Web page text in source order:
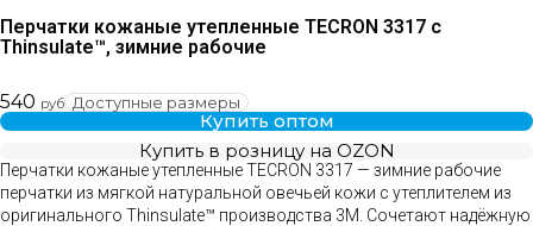
Перчатки кожаные утепленные TECRON 3317 с
Thinsulate™, зимние рабочие
540 руб Доступные размеры
Купить оптом
Купить в розницу на OZON
Перчатки кожаные утепленные TECRON 3317 — зимние рабочие
перчатки из мягкой натуральной овечьей кожи с утеплителем из
оригинального Thinsulate™ производства 3М. Сочетают надёжную